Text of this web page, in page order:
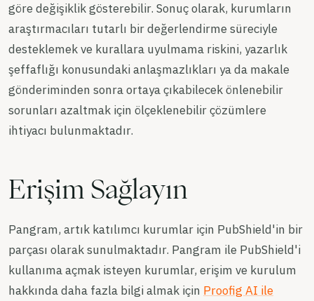
göre değişiklik gösterebilir. Sonuç olarak, kurumların
araştırmacıları tutarlı bir değerlendirme süreciyle
desteklemek ve kurallara uyulmama riskini, yazarlık
şeffaflığı konusundaki anlaşmazlıkları ya da makale
gönderiminden sonra ortaya çıkabilecek önlenebilir
sorunları azaltmak için ölçeklenebilir çözümlere
ihtiyacı bulunmaktadır.
Erişim Sağlayın
Pangram, artık katılımcı kurumlar için PubShield'in bir
parçası olarak sunulmaktadır. Pangram ile PubShield'i
kullanıma açmak isteyen kurumlar, erişim ve kurulum
hakkında daha fazla bilgi almak için Proofig AI ile